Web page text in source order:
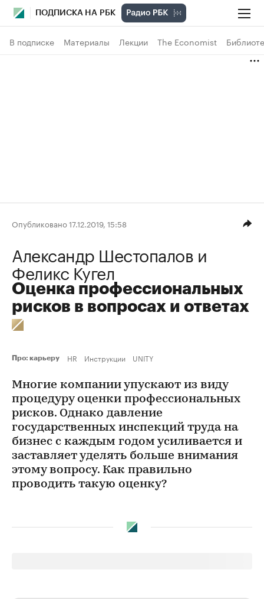
ПОДПИСКА НА РБК
В подписке Материалы Лекции The Economist
Опубликовано 17.12.2019, 15:58
Александр Шестопалов и
Феликс Кугел
Оценка профессиональных
рисков в вопросах и ответах
Про: карьеру HR Инструкции UNITY
Многие компании упускают из виду
процедуру оценки профессиональных
рисков. Однако давление
государственных инспекций труда на
бизнес с каждым годом усиливается и
заставляет уделять больше внимания
этому вопросу. Как правильно
проводить такую оценку?